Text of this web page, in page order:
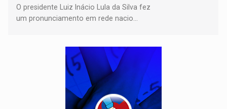
O presidente Luiz Inácio Lula da Silva fez
um pronunciamento em rede nacio...